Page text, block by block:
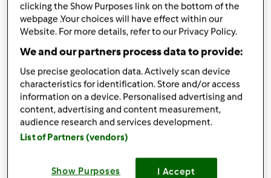
Góra strony
aby dodawać
komentarze
magi1 (niezweryfikowany)
clicking the Show Purposes link on the bottom of the
webpage .Your choices will have effect within our
Website. For more details, refer to our Privacy Policy.
We and our partners process data to provide:
Use precise geolocation data. Actively scan device
characteristics for identification. Store and/or access
information on a device. Personalised advertising and
content, advertising and content measurement,
audience research and services development.
List of Partners (vendors)
Show Purposes I Accept